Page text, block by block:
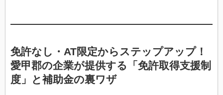
免許なし・AT限定からステップアップ！
愛甲郡の企業が提供する「免許取得支援制
度」と補助金の裏ワザ